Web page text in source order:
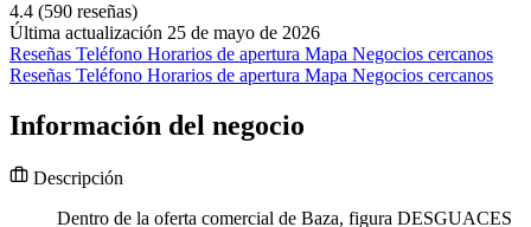
4.4 (590 reseñas)
Última actualización 25 de mayo de 2026
Reseñas Teléfono Horarios de apertura Mapa Negocios cercanos
Reseñas Teléfono Horarios de apertura Mapa Negocios cercanos
Información del negocio
Descripción
Dentro de la oferta comercial de Baza, figura DESGUACES